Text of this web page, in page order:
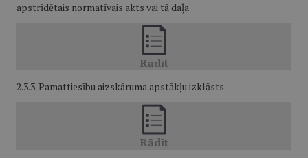
apstrīdētais normatīvais akts vai tā daļa
2.3.3. Pamattiesību aizskāruma apstākļu izklāsts